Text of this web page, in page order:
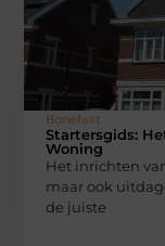
Bonefast
Startersgids:
Woning
Het inrichten
maar ook
de juiste